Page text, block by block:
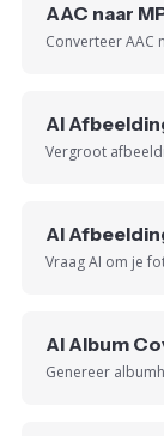
AAC naar
Converteer AAC
AI
Vergroot
AI
Vraag AI om je
AI Album
Genereer